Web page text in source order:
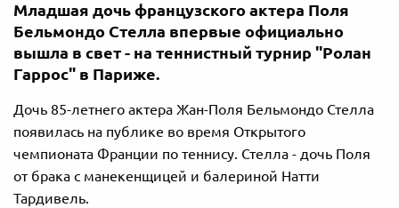
Младшая дочь французского актера Поля
Бельмондо Стелла впервые официально
вышла в свет - на теннистный турнир "Ролан
Гаррос" в Париже.
Дочь 85-летнего актера Жан-Поля Бельмондо Стелла
появилась на публике во время Открытого
чемпионата Франции по теннису. Стелла - дочь Поля
от брака с манекенщицей и балериной Натти
Тардивель.